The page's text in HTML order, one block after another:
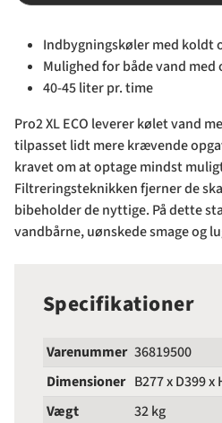
Indbygningskøler med koldt
Mulighed for både vand med
40-45 liter pr. time
Pro2 XL ECO leverer kølet vand
tilpasset lidt mere krævende
kravet om at optage mindst
Filtreringsteknikken fjerner de
bibeholder de nyttige. På dette
vandbårne, uønskede smage og
Specifikationer
Varenummer 36819500
Dimensioner B277 x D399
Vægt
32 kg